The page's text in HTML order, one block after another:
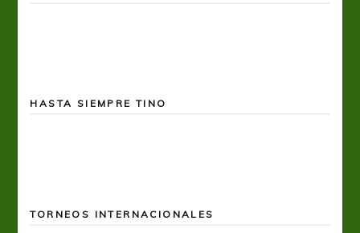
HASTA SIEMPRE TINO
TORNEOS INTERNACIONALES